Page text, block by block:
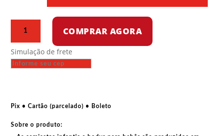
O
encouraçado
COMPRAR AGORA
Simulação de frete
Pix • Cartão (parcelado) • Boleto
Sobre o produto: